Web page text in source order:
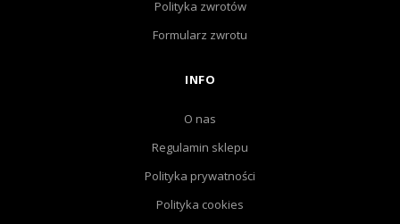
Polityka zwrotów
Formularz zwrotu
INFO
O nas
Regulamin sklepu
Polityka prywatności
Polityka cookies